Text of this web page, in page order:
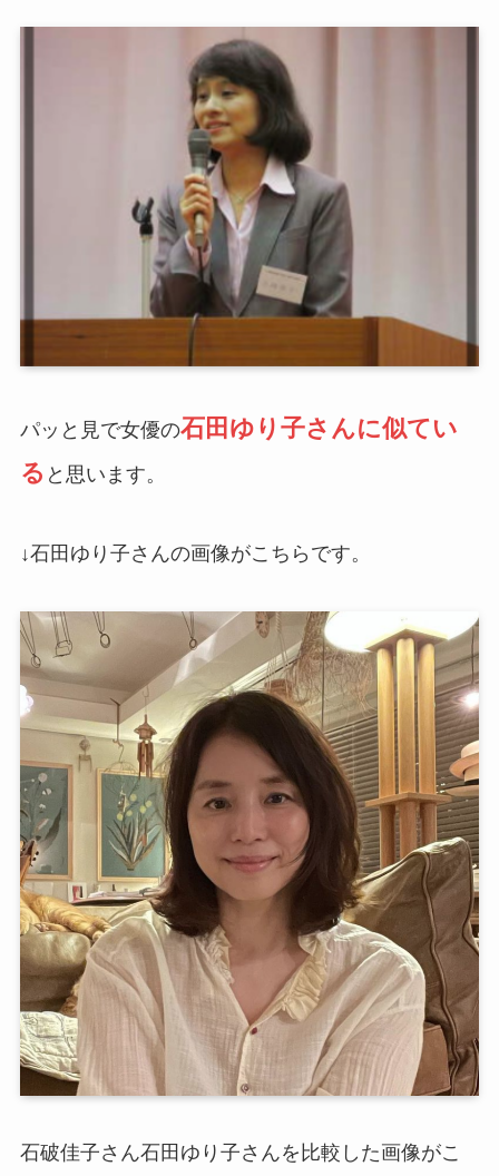
パッと見で女優の石田ゆり子さんに似てい
る と思います。
↓石田ゆり子さんの画像がこちらです。
石破佳子さん石田ゆり子さんを比較した画像がこ